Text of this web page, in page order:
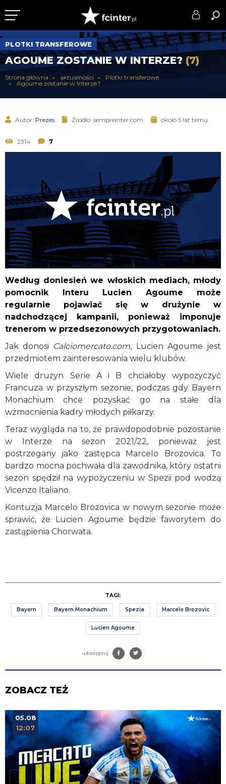
KLUB
DRUŻYNA
SERIE A
SERWIS
PLOTKI TRANSFEROWE
AGOUME ZOSTANIE W INTERZE? (7)
Strona główna aktualności
Plotki transferowe
Agoume zostanie w Interze?
Autor: Prezes Źródło: sempreinter.com około 5 lat temu
2314 7
Według doniesień we włoskich mediach, młody
pomocnik Interu Lucien Agoume może
regularnie pojawiać się w drużynie w
nadchodzącej kampanii, ponieważ imponuje
trenerom w przedsezonowych przygotowaniach.
Jak donosi Calciomercato.com, Lucien Agoume jest
przedmiotem zainteresowania wielu klubów.
Wiele drużyn Serie A i B chciałoby wypożyczyć
Francuza w przyszłym sezonie, podczas gdy Bayern
Monachium chce pozyskać go na stałe dla
wzmocnienia kadry młodych piłkarzy.
Teraz wygląda na to, że prawdopodobnie pozostanie
w Interze na sezon 2021/22, ponieważ jest
postrzegany jako zastępca Marcelo Brozovica. To
bardzo mocna pochwała dla zawodnika, który ostatni
sezon spędził na wypożyczeniu w Spezii pod wodzą
Vicenzo Italiano.
Kontuzja Marcelo Brozovica w nowym sezonie może
sprawić, że Lucien Agoume będzie faworytem do
zastąpienia Chorwata.
TAGI:
Bayern Bayern Monachium Spezia Marcelo Brozovic
Lucien Agoume
udostępnij
ZOBACZ TEŻ
05.08
12:07